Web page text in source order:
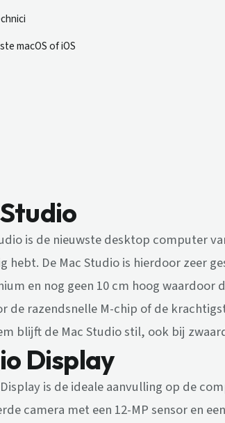
macOS of iOS
is de nieuwste desktop computer
hebt. De Mac Studio is hierdoor zeer
en nog geen 10 cm hoog
de razendsnelle M-chip of de
blijft de Mac Studio stil, ook bij
Display
is de ideale aanvulling op de
camera met een 12-MP sensor en